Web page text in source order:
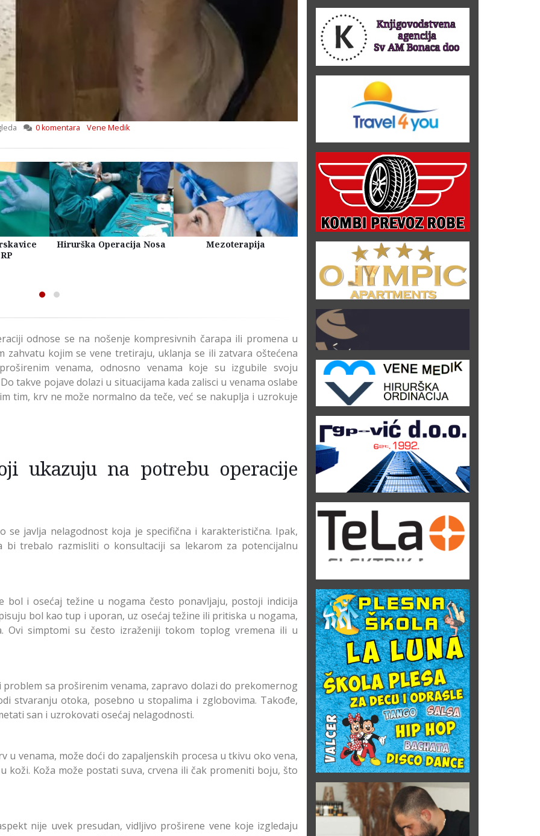
0 komentara Vene Medik
Hirurška Operacija Nosa Mezoterapija
Mezoterapija tretman
metoda koji uklanja bore i
usporava starenje
PRP tretman metoda
podmlađivanja matičnim
odnose se na nošenje kompresivnih čarapa ili promena u
zahvatu kojim se vene tretiraju, uklanja se ili zatvara oštećena
venama, odnosno venama koje su izgubile svoju
takve pojave dolazi u situacijama kada zalisci u venama oslabe
tim, krv ne može normalno da teče, već se nakuplja i uzrokuje
ukazuju na potrebu operacije
se javlja nelagodnost koja je specifična i karakteristična. Ipak,
trebalo razmisliti o konsultaciji sa lekarom za potencijalnu
i osećaj težine u nogama često ponavljaju, postoji indicija
bol kao tup i uporan, uz osećaj težine ili pritiska u nogama,
Ovi simptomi su često izraženiji tokom toplog vremena ili u
sa proširenim venama, zapravo dolazi do prekomernog
stvaranju otoka, posebno u stopalima i zglobovima. Takođe,
san i uzrokovati osećaj nelagodnosti.
venama, može doći do zapaljenskih procesa u tkivu oko vena,
koži. Koža može postati suva, crvena ili čak promeniti boju, što
nije uvek presudan, vidljivo proširene vene koje izgledaju